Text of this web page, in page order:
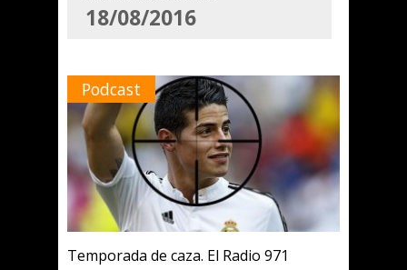
18/08/2016
Podcast
Temporada de caza. El Radio 971